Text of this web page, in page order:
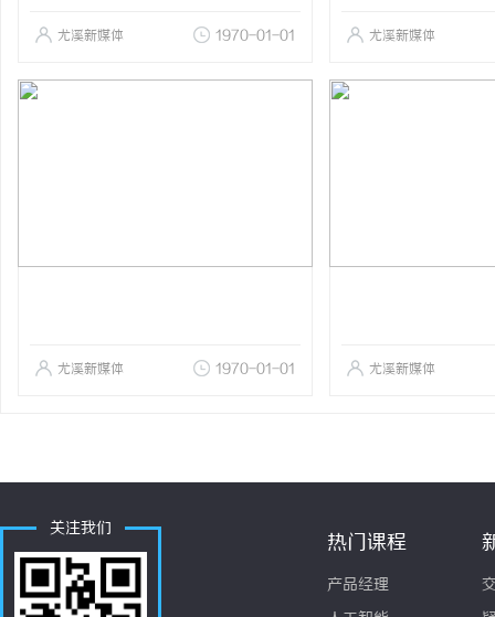
尤溪新媒体 1970-01-01 尤溪新媒体
尤溪新媒体 1970-01-01 尤溪新媒体
关注我们
热门课程
产品经理